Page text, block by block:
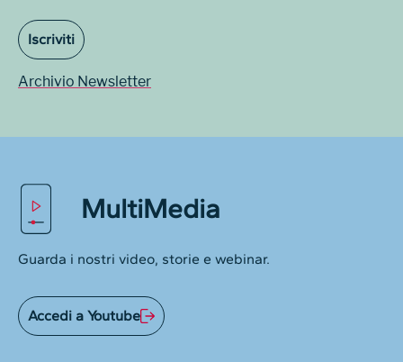
Iscriviti
Archivio Newsletter
MultiMedia
Guarda i nostri video, storie e webinar.
Accedi a Youtube